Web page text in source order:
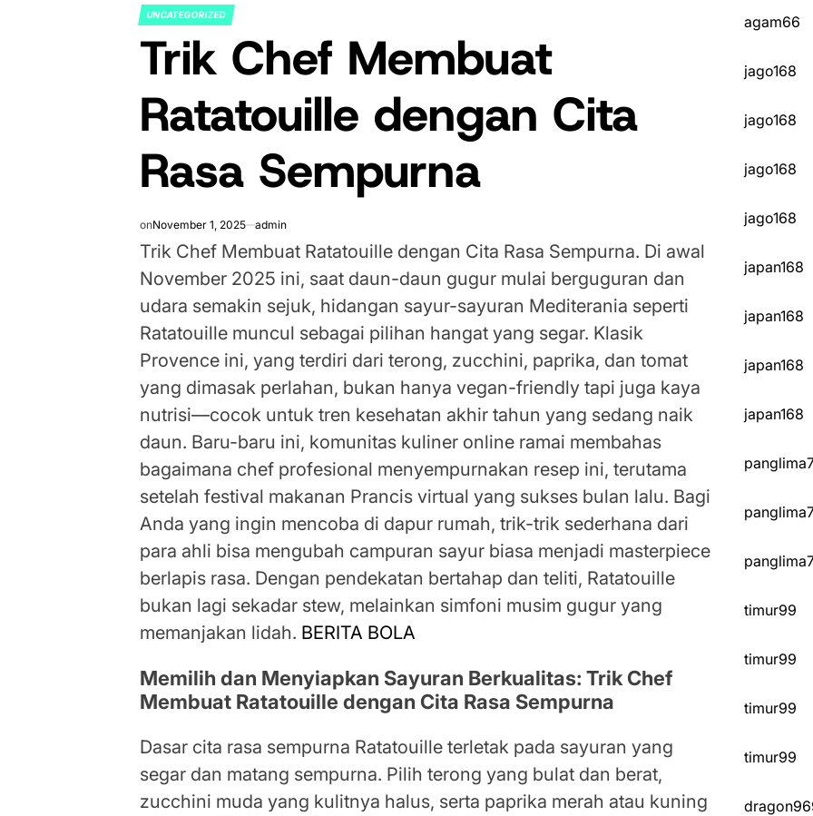
POSTED
IN
UNCATEGORIZED
Trik Chef Membuat
Ratatouille dengan Cita
Rasa Sempurna
onNovember 1, 2025 admin
Trik Chef Membuat Ratatouille dengan Cita Rasa Sempurna. Di awal
November 2025 ini, saat daun-daun gugur mulai berguguran dan
udara semakin sejuk, hidangan sayur-sayuran Mediterania seperti
Ratatouille muncul sebagai pilihan hangat yang segar. Klasik
Provence ini, yang terdiri dari terong, zucchini, paprika, dan tomat
yang dimasak perlahan, bukan hanya vegan-friendly tapi juga kaya
nutrisi—cocok untuk tren kesehatan akhir tahun yang sedang naik
daun. Baru-baru ini, komunitas kuliner online ramai membahas
bagaimana chef profesional menyempurnakan resep ini, terutama
setelah festival makanan Prancis virtual yang sukses bulan lalu. Bagi
Anda yang ingin mencoba di dapur rumah, trik-trik sederhana dari
para ahli bisa mengubah campuran sayur biasa menjadi masterpiece
berlapis rasa. Dengan pendekatan bertahap dan teliti, Ratatouille
bukan lagi sekadar stew, melainkan simfoni musim gugur yang
memanjakan lidah. BERITA BOLA
Memilih dan Menyiapkan Sayuran Berkualitas: Trik Chef
Membuat Ratatouille dengan Cita Rasa Sempurna
Dasar cita rasa sempurna Ratatouille terletak pada sayuran yang
segar dan matang sempurna. Pilih terong yang bulat dan berat,
zucchini muda yang kulitnya halus, serta paprika merah atau kuning
agam66
jago168
jago168
jago168
jago168
japan168
japan168
japan168
japan168
timur99
timur99
timur99
timur99